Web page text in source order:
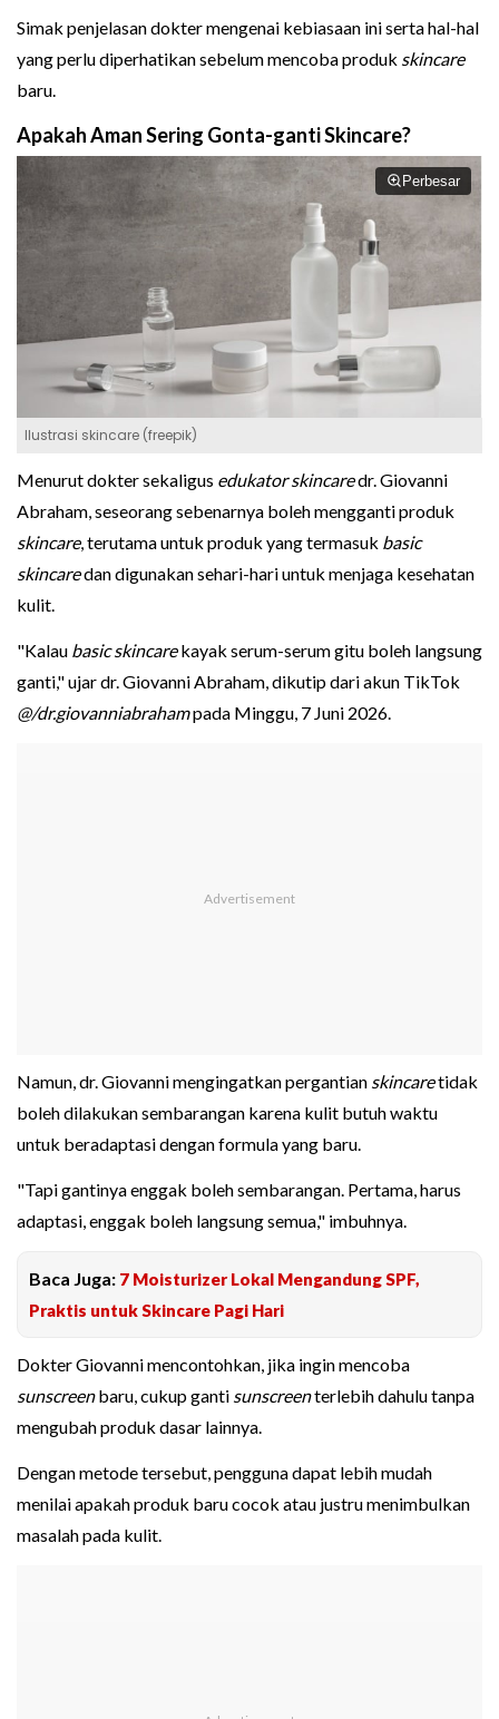
Simak penjelasan dokter mengenai kebiasaan ini serta hal-hal
yang perlu diperhatikan sebelum mencoba produk skincare
baru.
Apakah Aman Sering Gonta-ganti Skincare?
Perbesar
Ilustrasi skincare (freepik)
Menurut dokter sekaligus edukator skincaredr. Giovanni
Abraham, seseorang sebenarnya boleh mengganti produk
skincare, terutama untuk produk yang termasuk basic
skincaredan digunakan sehari-hari untuk menjaga kesehatan
kulit.
"Kalau basic skincarekayak serum-serum gitu boleh langsung
ganti," ujar dr. Giovanni Abraham, dikutip dari akun TikTok
@/dr.giovanniabrahampada Minggu, 7 Juni 2026.
Namun, dr. Giovanni mengingatkan pergantian skincaretidak
boleh dilakukan sembarangan karena kulit butuh waktu
untuk beradaptasi dengan formula yang baru.
"Tapi gantinya enggak boleh sembarangan. Pertama, harus
adaptasi, enggak boleh langsung semua," imbuhnya.
Baca Juga: 7 Moisturizer Lokal Mengandung SPF,
Praktis untuk Skincare Pagi Hari
Dokter Giovanni mencontohkan, jika ingin mencoba
sunscreenbaru, cukup ganti sunscreenterlebih dahulu tanpa
mengubah produk dasar lainnya.
Dengan metode tersebut, pengguna dapat lebih mudah
menilai apakah produk baru cocok atau justru menimbulkan
masalah pada kulit.